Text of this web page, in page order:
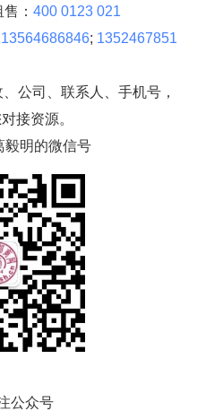
： 400 0123 021
13564686846; 1352467851
公司、联系人、手机号，
接资源。
毅明的微信号
公众号